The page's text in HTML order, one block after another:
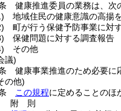
健康推進委員の業務は、次
地域住民の健康意識の高揚
町が行う保健予防事業に対
保健問題に対する調査報告
その他
議)
健康事業推進のため必要に
の他)
この規程に定めることのほ
附 則